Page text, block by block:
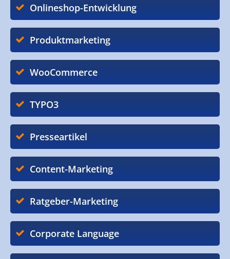
Onlineshop-Entwicklung
Produktmarketing
WooCommerce
TYPO3
Presseartikel
Content-Marketing
Ratgeber-Marketing
Corporate Language